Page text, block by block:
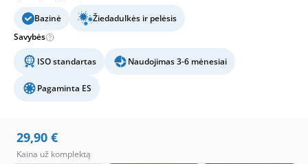
Bazinė
Žiedadulkės ir pelėsis
Savybės
ISO standartas Naudojimas 3-6 mėnesiai
Pagaminta ES
29,90 €
Kaina už komplektą